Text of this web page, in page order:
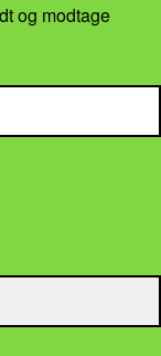
og modtage